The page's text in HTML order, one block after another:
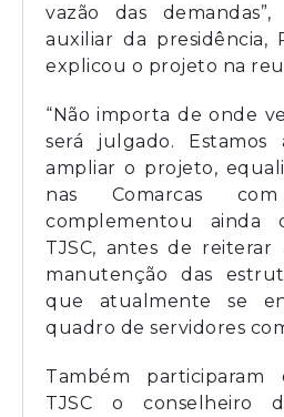
vazão das
auxiliar da presidência,
explicou o projeto na
“Não importa de onde
será julgado. Estamos
ampliar o projeto,
nas Comarcas
complementou ainda
TJSC, antes de
manutenção das
que atualmente se
quadro de servidores
Também
TJSC o conselheiro